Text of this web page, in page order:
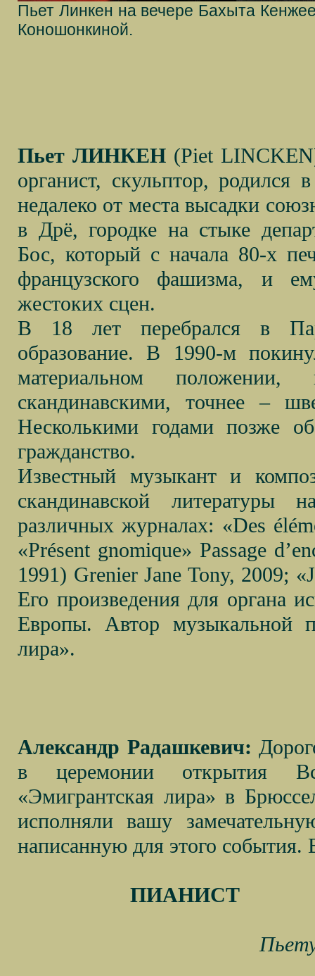
Пьет Линкен на вечере Бахыта
Коношонкиной.
Пьет ЛИНКЕН(Piet LINCKEN
органист, скульптор,
недалеко от места высадки
в Дрё, городке на стыке
Бос, который с начала 80-х
французского фашизма, и
жестоких сцен.
В 18 лет перебрался в
образование. В 1990-м
материальном
скандинавскими, точнее –
Несколькими годами позже
гражданство.
Известный музыкант и
скандинавской литературы
различных журналах: «Des
«Présent gnomique» Passage
1991) Grenier Jane Tony, 2009;
Его произведения для органа
Европы. Автор музыкальной
лира».
Александр Радашкевич:
в церемонии открытия
«Эмигрантская лира» в
исполняли вашу
написанную для этого события.
ПИАНИСТ